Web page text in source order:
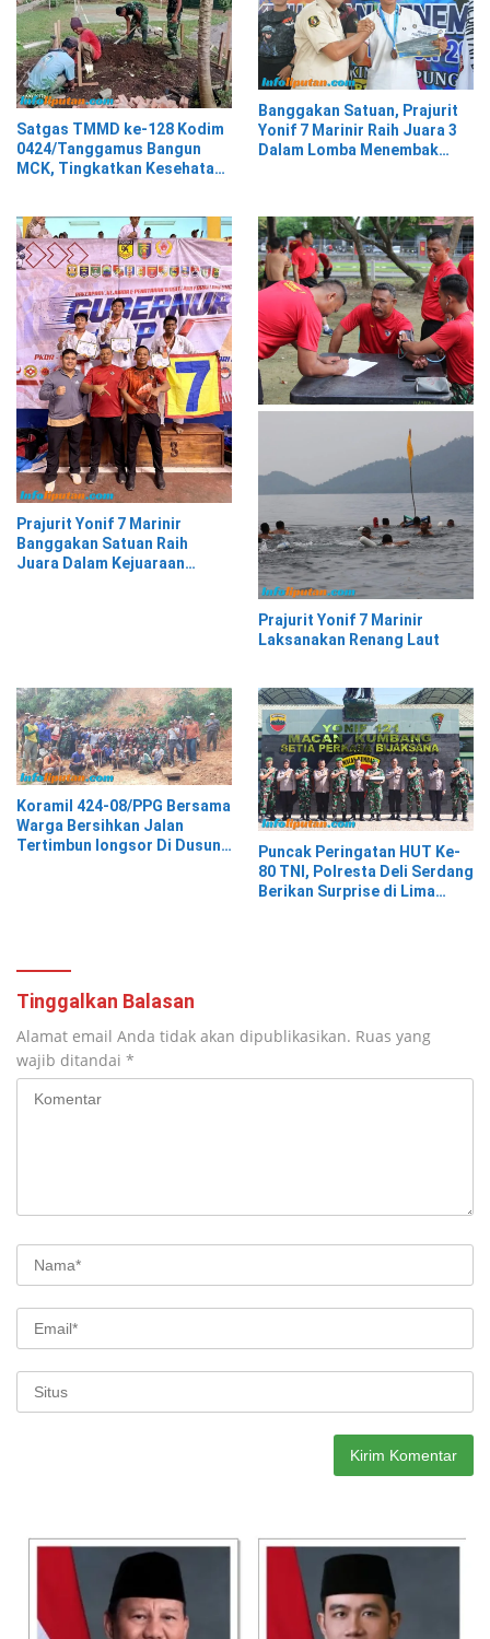
Satgas TMMD ke-128 Kodim
0424/Tanggamus Bangun
MCK, Tingkatkan Kesehatan
Banggakan Satuan, Prajurit
Yonif 7 Marinir Raih Juara 3
Dalam Lomba Menembak
Prajurit Yonif 7 Marinir
Banggakan Satuan Raih
Juara Dalam Kejuaraan
Prajurit Yonif 7 Marinir
Laksanakan Renang Laut
Koramil 424-08/PPG Bersama
Warga Bersihkan Jalan
Tertimbun longsor Di Dusun
Puncak Peringatan HUT Ke-
80 TNI, Polresta Deli Serdang
Berikan Surprise di Lima
Tinggalkan Balasan
Alamat email Anda tidak akan dipublikasikan. Ruas yang
wajib ditandai *